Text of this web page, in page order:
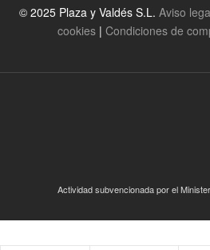
© 2025 Plaza y Valdés S.L. Aviso
cookies | Condiciones de
Actividad subvencionada por el